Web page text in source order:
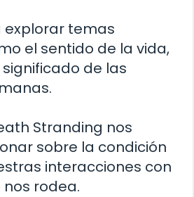
explorar temas
el sentido de la vida,
de las
Stranding nos
sobre la condición
interacciones con
rodea.